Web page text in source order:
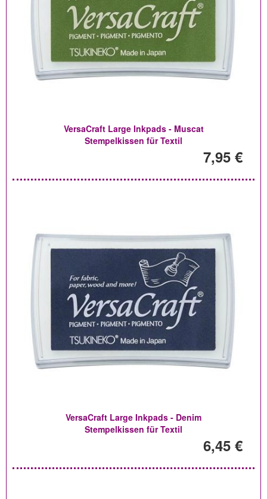
VersaCraft Large Inkpads - Muscat
Stempelkissen für Textil
7,95 €
VersaCraft Large Inkpads - Denim
Stempelkissen für Textil
6,45 €